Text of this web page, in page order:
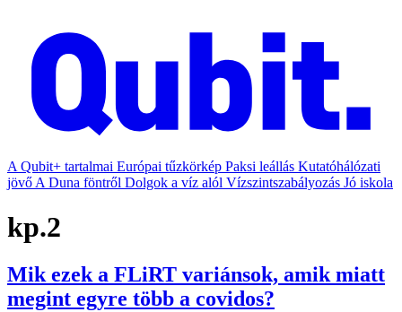
A Qubit+ tartalmai Európai tűzkörkép Paksi leállás Kutatóhálózati
jövő A Duna föntről Dolgok a víz alól Vízszintszabályozás Jó iskola
kp.2
Mik ezek a FLiRT variánsok, amik miatt
megint egyre több a covidos?